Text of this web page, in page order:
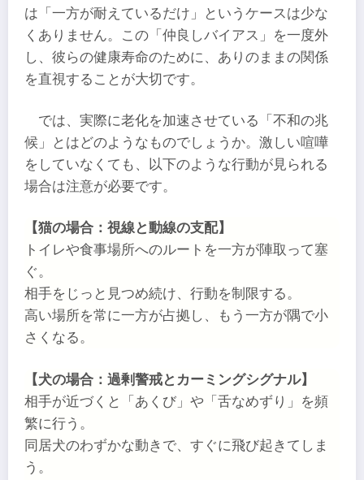
は「一方が耐えているだけ」というケースは少な
くありません。この「仲良しバイアス」を一度外
し、彼らの健康寿命のために、ありのままの関係
を直視することが大切です。
では、実際に老化を加速させている「不和の兆
候」とはどのようなものでしょうか。激しい喧嘩
をしていなくても、以下のような行動が見られる
場合は注意が必要です。
【猫の場合：視線と動線の支配】
トイレや食事場所へのルートを一方が陣取って塞
ぐ。
相手をじっと見つめ続け、行動を制限する。
高い場所を常に一方が占拠し、もう一方が隅で小
さくなる。
【犬の場合：過剰警戒とカーミングシグナル】
相手が近づくと「あくび」や「舌なめずり」を頻
繁に行う。
同居犬のわずかな動きで、すぐに飛び起きてしま
う。